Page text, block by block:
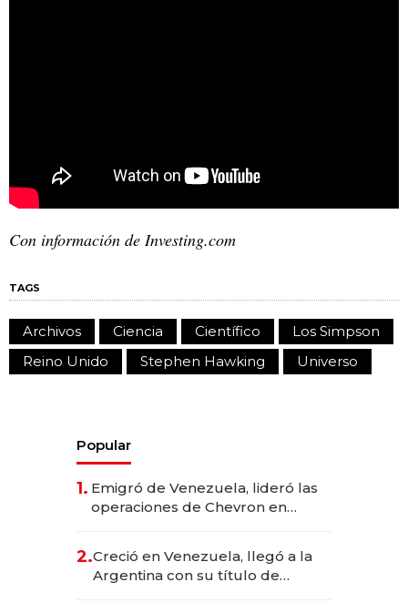
Con información de Investing.com
TAGS
Archivos Ciencia Científico
Los Simpson
Reino Unido
Stephen Hawking Universo
Popular
1. Emigró de Venezuela, lideró las
operaciones de Chevron en
2.Creció en Venezuela, llegó a la
Argentina con su título de